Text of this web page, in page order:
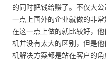
的同时把钱给赚了。不仅大
一点上国外的企业就做的非
在这一点上做的就比较好，
机并没有太大的区别，但是
机解决方案都是站在客户的